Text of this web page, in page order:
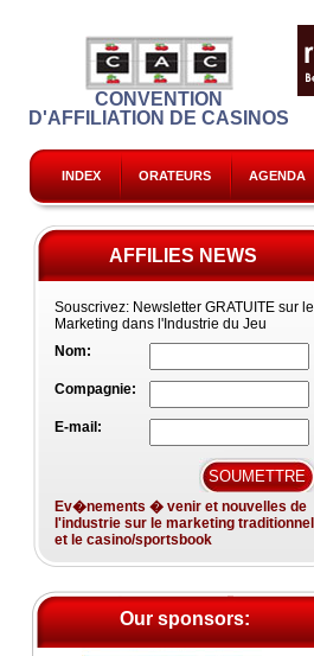
CONVENTION
D'AFFILIATION DE CASINOS
INDEX ORATEURS AGENDA
AFFILIES NEWS
Souscrivez: Newsletter GRATUITE sur le
Marketing dans l'Industrie du Jeu
Nom:
Compagnie:
E-mail:
Ev�nements � venir et nouvelles de
l'industrie sur le marketing traditionnel
et le casino/sportsbook
Our sponsors: